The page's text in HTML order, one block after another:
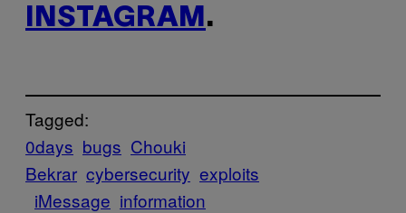
INSTAGRAM .
Tagged:
0days bugs Chouki
Bekrar cybersecurity exploits​
iMessage information